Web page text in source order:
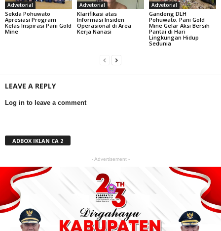
Advetorial
Sekda Pohuwato
Apresiasi Program
Kelas Inspirasi Pani Gold
Mine
Advetorial
Klarifikasi atas
Informasi Insiden
Operasional di Area
Kerja Nanasi
Advetorial
Gandeng DLH
Pohuwato, Pani Gold
Mine Gelar Aksi Bersih
Pantai di Hari
Lingkungan Hidup
Sedunia
LEAVE A REPLY
Log in to leave a comment
ADBOX IKLAN CA 2
- Advertisement -